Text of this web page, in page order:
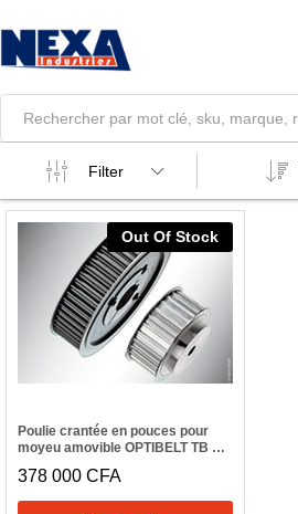
Filter
Out Of Stock
Poulie crantée en pouces pour
moyeu amovible OPTIBELT TB 72
378 000 CFA